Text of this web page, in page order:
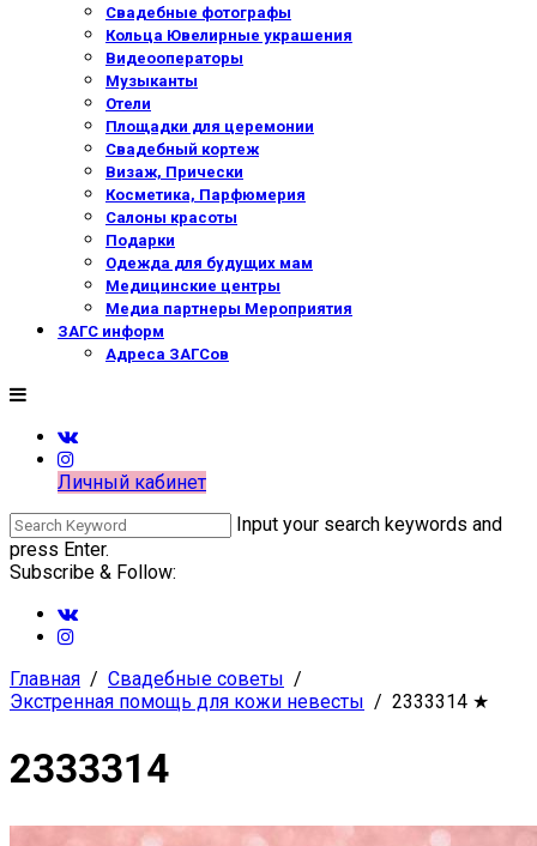
Свадебные фотографы
Кольца Ювелирные украшения
Видеооператоры
Музыканты
Отели
Площадки для церемонии
Свадебный кортеж
Визаж, Прически
Косметика, Парфюмерия
Салоны красоты
Подарки
Одежда для будущих мам
Медицинские центры
Медиа партнеры Мероприятия
ЗАГС информ
Адреса ЗАГСов
Личный кабинет
Input your search keywords and
press Enter.
Subscribe & Follow:
Главная
Свадебные советы
Экстренная помощь для кожи невесты
2333314 ★
2333314